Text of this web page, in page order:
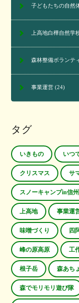
子どもたちの自然
上高地白樺自然学
森林整備ボランテ
事業運営(24)
タグ
いきもの いつ
クリスマス サ
スノーキャンプin信州
上高地 事業運
味噌づくり 四
峰の原高原 工
根子岳 森あち
森でモリモリ遊び隊